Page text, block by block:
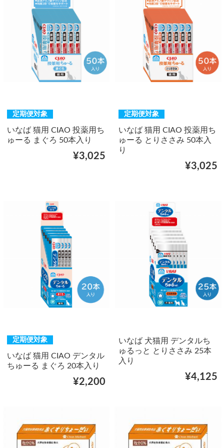
定期便対象
いなば 猫用 CIAO 投薬用ち
ゅーる まぐろ 50本入り
¥3,025
定期便対象
いなば 猫用 CIAO 投薬用ち
ゅーる とりささみ 50本入
り
¥3,025
定期便対象
いなば 猫用 CIAO デンタル
ちゅーる まぐろ 20本入り
¥2,200
いなば 犬猫用 デンタルち
ゅるっと とりささみ 25本
入り
¥4,125